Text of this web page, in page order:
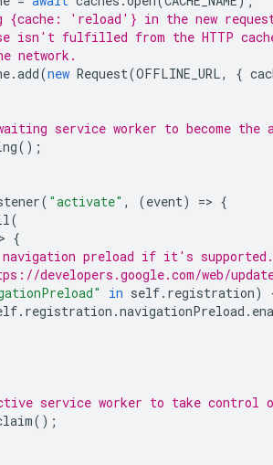
'reload'} in the new
isn't fulfilled from the HTTP
network.
.add(new Request(OFFLINE_URL, {
service worker to become the
();
( "activate" , (event) => {
(
> {
navigation preload if it's supported.
developers.google.com/web/
in self. registration)
. registration .navigationPreload .
service worker to take control
();